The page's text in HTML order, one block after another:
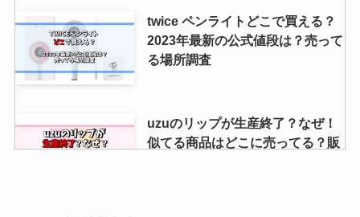
twice ペンライトどこで買える？
2023年最新の公式値段は？売って
る場所調査
uzuのリップが生産終了？なぜ！
似てる商品はどこに売ってる？販